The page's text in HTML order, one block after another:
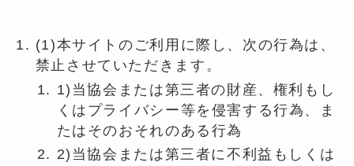
(1)本サイトのご利用に際し、次の行為は、
禁止させていただきます。
1)当協会または第三者の財産、権利もし
くはプライバシー等を侵害する行為、ま
たはそのおそれのある行為
2)当協会または第三者に不利益もしくは